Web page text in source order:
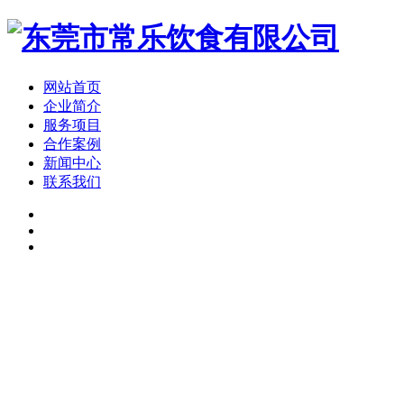
网站首页
企业简介
服务项目
合作案例
新闻中心
联系我们